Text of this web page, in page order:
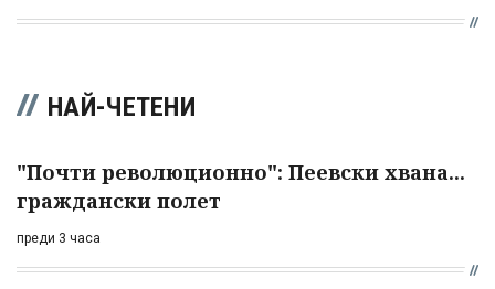
НАЙ-ЧЕТЕНИ
"Почти революционно": Пеевски хвана...
граждански полет
преди 3 часа